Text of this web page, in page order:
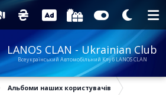
LANOS CLAN - Ukrainian Club
Всеукраїнський Автомобільний Клуб LANOS CLAN
Альбоми наших користувачів